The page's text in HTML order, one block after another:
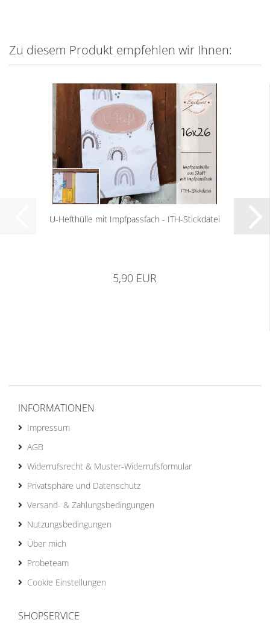
Zu diesem Produkt empfehlen wir Ihnen:
U-Hefthülle mit Impfpassfach - ITH-Stickdatei
5,90 EUR
INFORMATIONEN
Impressum
AGB
Widerrufsrecht & Muster-Widerrufsformular
Privatsphäre und Datenschutz
Versand- & Zahlungsbedingungen
Nutzungsbedingungen
Über mich
Probeteam
Cookie Einstellungen
SHOPSERVICE